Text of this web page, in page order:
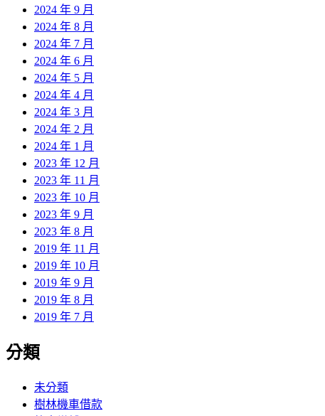
2024 年 9 月
2024 年 8 月
2024 年 7 月
2024 年 6 月
2024 年 5 月
2024 年 4 月
2024 年 3 月
2024 年 2 月
2024 年 1 月
2023 年 12 月
2023 年 11 月
2023 年 10 月
2023 年 9 月
2023 年 8 月
2019 年 11 月
2019 年 10 月
2019 年 9 月
2019 年 8 月
2019 年 7 月
分類
未分類
樹林機車借款